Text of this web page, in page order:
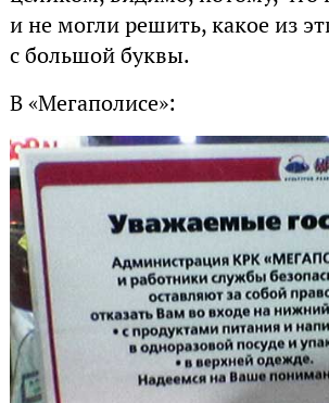
и не могли решить, какое из
с большой буквы.
В «Мегаполисе»: